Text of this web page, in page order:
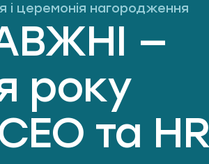
і церемонія нагородження
—
року
та HR